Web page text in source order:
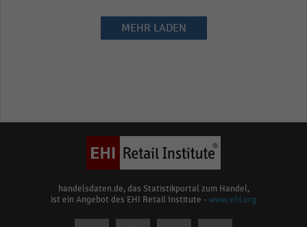
MEHR LADEN
handelsdaten.de, das Statistikportal zum Handel,
ist ein Angebot des EHI Retail Institute - www.ehi.org